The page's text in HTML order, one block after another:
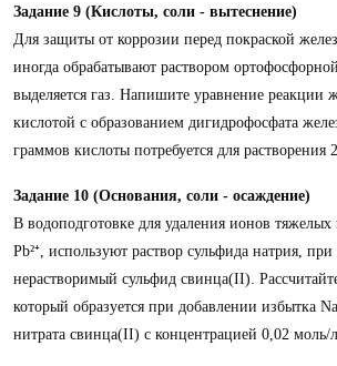
Задание 9 (Кислоты, соли - вытеснение)
Для защиты от коррозии перед покраской
иногда обрабатывают раствором
выделяется газ. Напишите уравнение реакции
кислотой с образованием дигидрофосфата
граммов кислоты потребуется для растворения
Задание 10 (Основания, соли - осаждение)
В водоподготовке для удаления ионов
Pb²⁺, используют раствор сульфида натрия,
нерастворимый сульфид свинца(II).
который образуется при добавлении избытка
нитрата свинца(II) с концентрацией 0,02 моль/